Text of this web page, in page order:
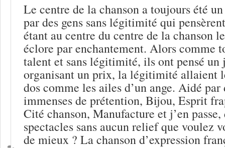
Le centre de la chanson a toujours été
par des gens sans légitimité qui
étant au centre du centre de la chanson
éclore par enchantement. Alors comme
talent et sans légitimité, ils ont pensé un
organisant un prix, la légitimité allaient
dos comme les ailes d’un ange. Aidé par
immenses de prétention, Bijou, Esprit
Cité chanson, Manufacture et j’en
spectacles sans aucun relief que voulez
de mieux ? La chanson d’expression